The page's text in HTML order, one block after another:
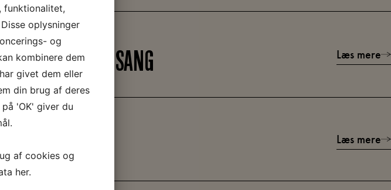
MED EN SANG Læs mere
Læs mere
funktionalitet,
oplysninger
og
kombinere dem
givet dem eller
din brug af deres
'OK' giver du
af cookies og
her.